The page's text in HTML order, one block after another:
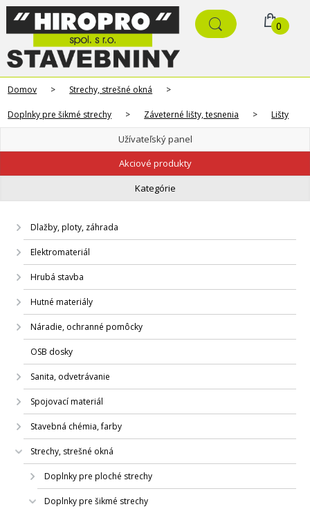
0
Domov > Strechy, strešné okná >
Doplnky pre šikmé strechy > Záveterné lišty, tesnenia > Lišty
Užívateľský panel
Akciové produkty
Kategórie
Dlažby, ploty, záhrada
Elektromateriál
Hrubá stavba
Hutné materiály
Náradie, ochranné pomôcky
OSB dosky
Sanita, odvetrávanie
Spojovací materiál
Stavebná chémia, farby
Strechy, strešné okná
Doplnky pre ploché strechy
Doplnky pre šikmé strechy